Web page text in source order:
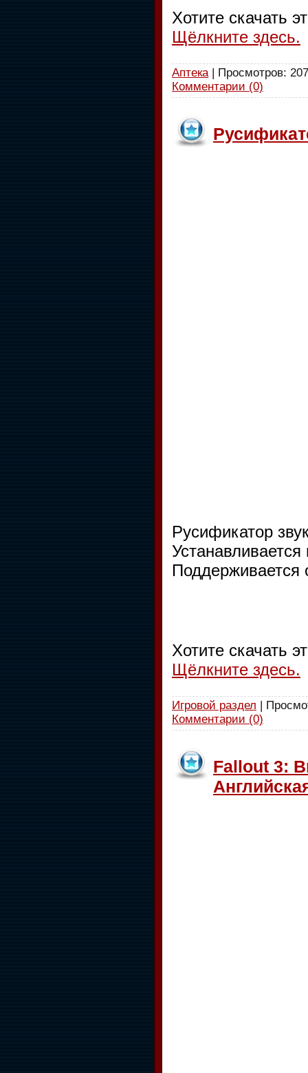
Хотите скачать
Щёлкните здесь.
Аптека| Просмотров:
Комментарии (0)
Русификатор
Поддерживается
Хотите скачать
Щёлкните здесь.
Игровой раздел |
Комментарии (0)
Fallout 3: